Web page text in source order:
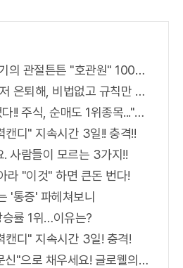
[화제] 천하장사 이만기의 관절튼튼 "호관원" 100%당첨 혜택 난리나!!
31살에 29억 벌고 먼저 은퇴해, 비법없고 규칙만 지켰다!
4개월 만에 35억벌었다!! 주식, 순매도 1위종목..."충격"
캔디" 지속시간 3일!! 충격!!
사람들이 모르는 3가지!!
라 "이것" 하면 큰돈 번다!
'통증' 파헤쳐보니
률 1위…이유는?
캔디" 지속시간 3일! 충격!
부족한 머리숱,"두피문신"으로 채우세요! 글로웰의원 의)96837